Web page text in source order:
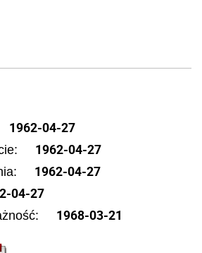
1962-04-27
1962-04-27
1962-04-27
04-27
1968-03-21